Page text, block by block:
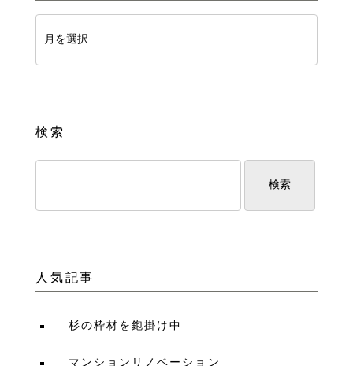
検索
人気記事
杉の枠材を鉋掛け中
マンションリノベーション